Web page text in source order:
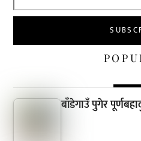
बाँडेगाउँ पुगेर